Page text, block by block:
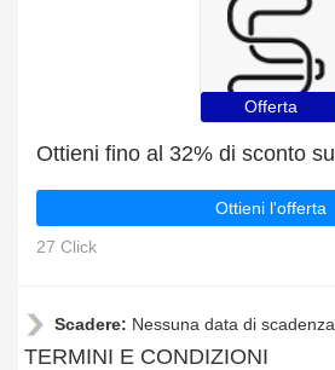
Offerta
Ottieni l'offerta
27 Click
Scadere: Nessuna data di scadenza
TERMINI E CONDIZIONI